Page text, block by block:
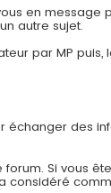
en message
autre sujet.
par MP puis,
des
Si vous
considéré